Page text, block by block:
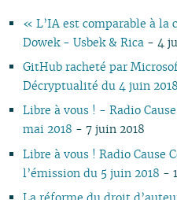
04
03
02
01
08
07
06
05
04
02
01
08
07
06
05
01
08
07
06
05
01
10
09
08
07
03
02
10
09
08
07
03
02
09
08
04
02
09
08
07
06
« L’IA est comparable à
Dowek - Usbek & Rica- 4
GitHub racheté par
Décryptualité du 4 juin
Libre à vous ! - Radio
mai 2018 - 7 juin 2018
Libre à vous ! Radio Cause
l’émission du 5 juin 2018 -